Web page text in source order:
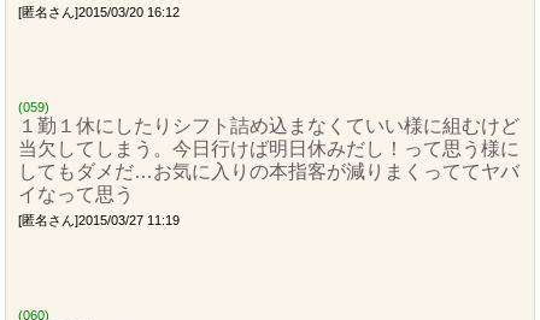
[匿名さん]2015/03/20 16:12
(059)
１勤１休にしたりシフト詰め込まなくていい様に組むけど
当欠してしまう。今日行けば明日休みだし！って思う様に
してもダメだ…お気に入りの本指客が減りまくっててヤバ
イなって思う
[匿名さん]2015/03/27 11:19
(060)